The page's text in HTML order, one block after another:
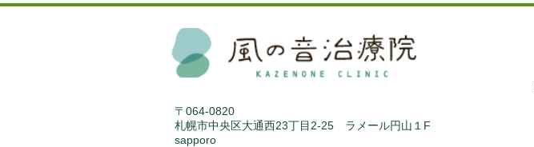
〒064-0820
札幌市中央区大通西23丁目2-25 ラメール円山１F
sapporo